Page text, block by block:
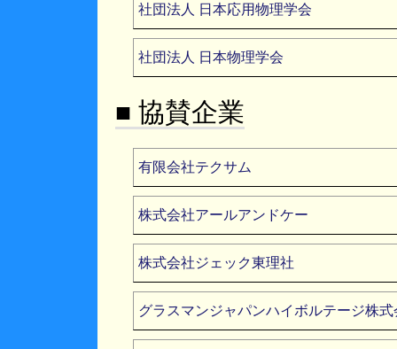
社団法人 日本応用物理学会
社団法人 日本物理学会
■ 協賛企業
有限会社テクサム
株式会社アールアンドケー
株式会社ジェック東理社
グラスマンジャパンハイボルテージ株式